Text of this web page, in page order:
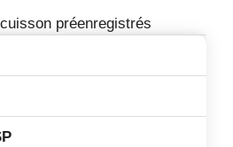
préenregistrés